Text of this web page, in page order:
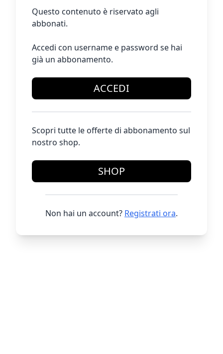
Questo contenuto è riservato agli
abbonati.
Accedi con username e password se hai
già un abbonamento.
ACCEDI
Scopri tutte le offerte di abbonamento sul
nostro shop.
SHOP
Non hai un account? Registrati ora.